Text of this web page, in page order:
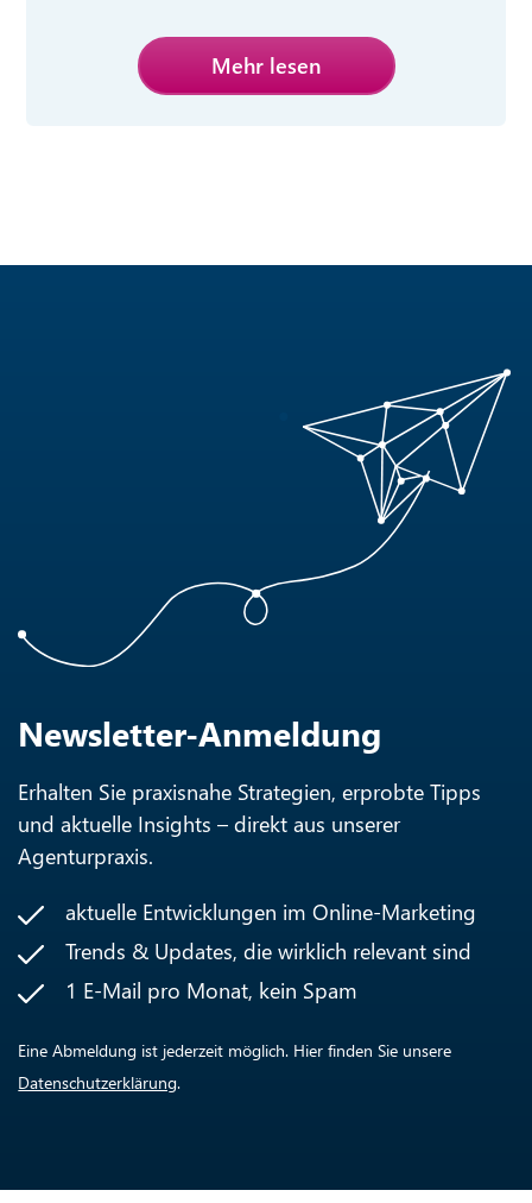
Mehr lesen
Newsletter-Anmeldung
Erhalten Sie praxisnahe Strategien, erprobte Tipps
und aktuelle Insights – direkt aus unserer
Agenturpraxis.
aktuelle Entwicklungen im Online-Marketing
Trends & Updates, die wirklich relevant sind
1 E-Mail pro Monat, kein Spam
Eine Abmeldung ist jederzeit möglich. Hier finden Sie unsere
Datenschutzerklärung.